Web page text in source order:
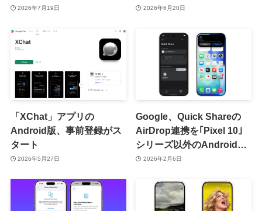
題がiOSとAndroidで発生
2026年7月19日 2026年6月20日
「XChat」アプリの
Android版、事前登録がス
タート
2026年5月27日
Google、Quick Shareの
AirDrop連携を｢Pixel 10｣
シリーズ以外のAndroid端
末にも拡大へ｜近いうちに
2026年2月6日